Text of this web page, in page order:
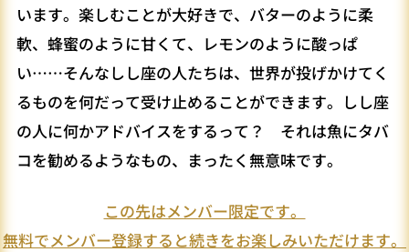
います。楽しむことが大好きで、バターのように柔
軟、蜂蜜のように甘くて、レモンのように酸っぱ
い……そんなしし座の人たちは、世界が投げかけてく
るものを何だって受け止めることができます。しし座
の人に何かアドバイスをするって？ それは魚にタバ
コを勧めるようなもの、まったく無意味です。
この先はメンバー限定です。
無料でメンバー登録すると続きをお楽しみいただけます。